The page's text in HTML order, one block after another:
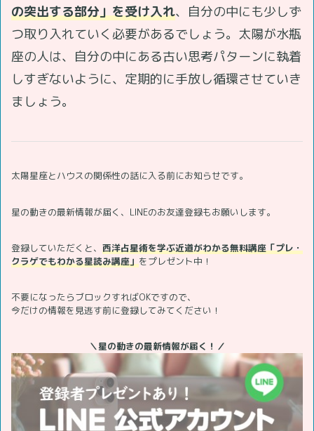
の突出する部分」を受け入れ、自分の中にも少しず
つ取り入れていく必要があるでしょう。太陽が水瓶
座の人は、自分の中にある古い思考パターンに執着
しすぎないように、定期的に手放し循環させていき
ましょう。
太陽星座とハウスの関係性の話に入る前にお知らせです。
星の動きの最新情報が届く、LINEのお友達登録もお願いします。
登録していただくと、 西洋占星術を学ぶ近道がわかる無料講座「プレ・
クラゲでもわかる星読み講座」をプレゼント中！
不要になったらブロックすればOKですので、
今だけの情報を見逃す前に登録してみてください！
＼星の動きの最新情報が届く！／